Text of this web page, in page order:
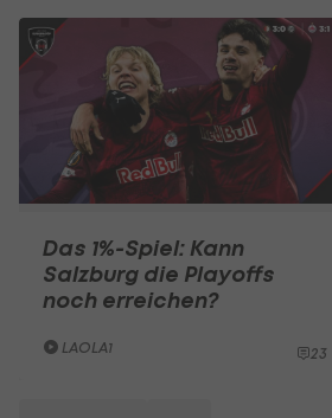
Das 1%-Spiel: Kann
Salzburg die Playoffs
noch erreichen?
LAOLA1 23